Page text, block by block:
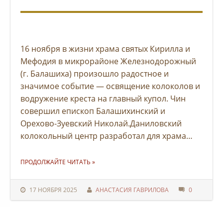
17 НОЯБРЯ 2025 АНАСТАСИЯ ГАВРИЛОВА 0
16 ноября в жизни храма святых Кирилла и
Мефодия в микрорайоне Железнодорожный
(г. Балашиха) произошло радостное и
значимое событие — освящение колоколов и
водружение креста на главный купол. Чин
совершил епископ Балашихинский и
Орехово-Зуевский Николай.Даниловский
колокольный центр разработал для храма…
ПРОДОЛЖАЙТЕ ЧИТАТЬ "В ХРАМЕ СВЯТЫХ КИРИЛЛА И МЕФОДИЯ В БАЛАШИХЕ ОСВЯТИЛИ КОЛОКОЛА"
»